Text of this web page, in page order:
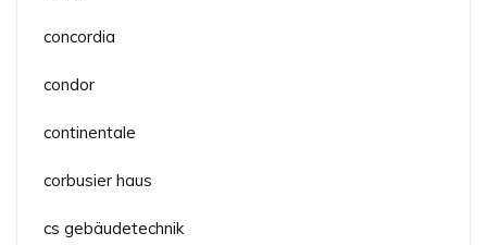
concordia
condor
continentale
corbusier haus
cs gebäudetechnik